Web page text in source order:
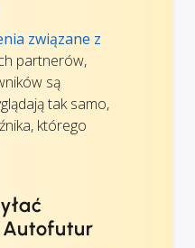
związane z
partnerów,
są
tak samo,
którego
Autofutur